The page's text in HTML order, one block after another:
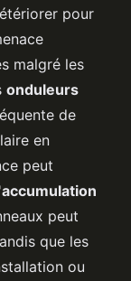
pour
malgré les
onduleurs
de
en
peut
accumulation
peut
que les
ou